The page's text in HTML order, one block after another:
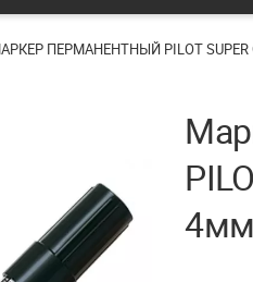
ПЕРМАНЕНТНЫЙ PILOT